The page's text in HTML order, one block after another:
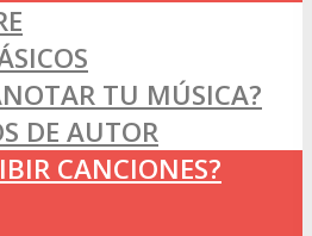
TU MÚSICA?
DE AUTOR
CANCIONES?